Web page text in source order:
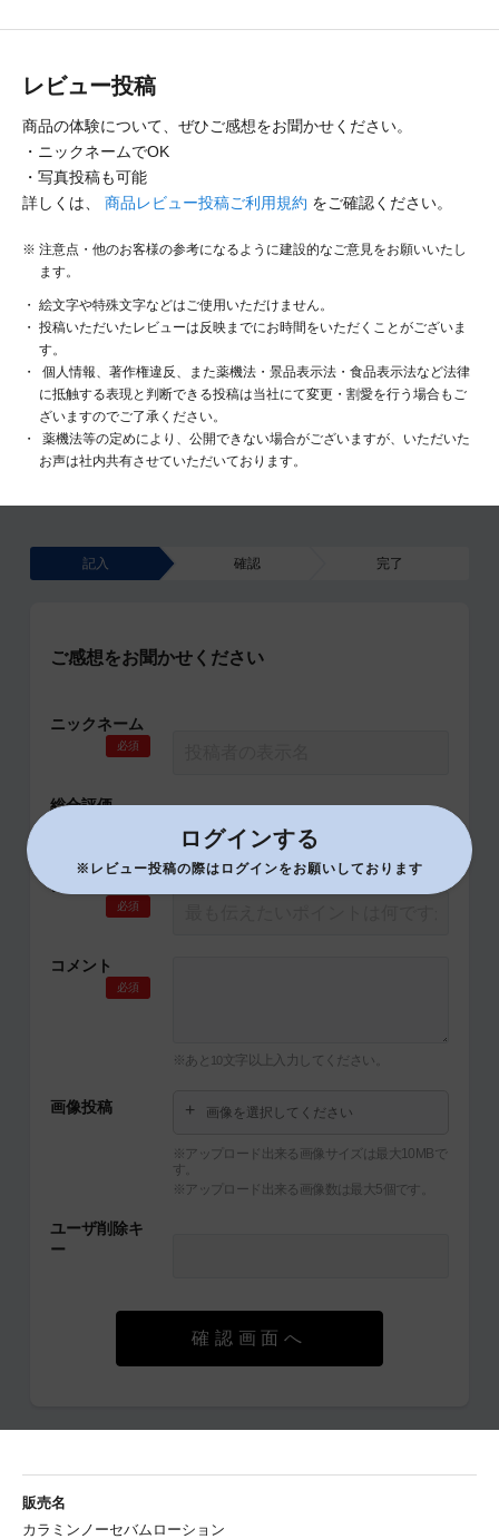
レビュー投稿
商品の体験について、ぜひご感想をお聞かせください。
・ニックネームでOK
・写真投稿も可能
詳しくは、 商品レビュー投稿ご利用規約 をご確認ください。
注意点・他のお客様の参考になるように建設的なご意見をお願いいたし
ます。
絵文字や特殊文字などはご使用いただけません。
投稿いただいたレビューは反映までにお時間をいただくことがございま
す。
個人情報、著作権違反、また薬機法・景品表示法・食品表示法など法律
に抵触する表現と判断できる投稿は当社にて変更・割愛を行う場合もご
ざいますのでご了承ください。
薬機法等の定めにより、公開できない場合がございますが、いただいた
お声は社内共有させていただいております。
記入 確認 完了
ご感想をお聞かせください
ニックネーム
必須
総合評価
タイトル
必須
コメント
必須
※あと 10 文字以上入力してください。
画像投稿 画像を選択してください
※アップロード出来る画像サイズは最大10MBで
す。
※アップロード出来る画像数は最大5個です。
ユーザ削除キ
ー
確認画面へ
ログインする
※レビュー投稿の際はログインをお願いしております
販売名
カラミンノーセバムローション